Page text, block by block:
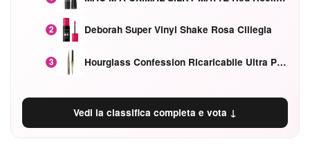
2 Deborah Super Vinyl Shake Rosa Ciliegia
3 Hourglass Confession Ricaricabile Ultra Preciso Ad Alta Intensità Secretly Classic Red
Vedi la classifica completa e vota ↓